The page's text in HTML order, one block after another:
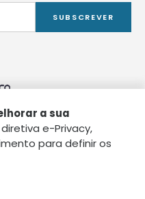
a sua
e-Privacy,
para definir os
SUBSCREVER